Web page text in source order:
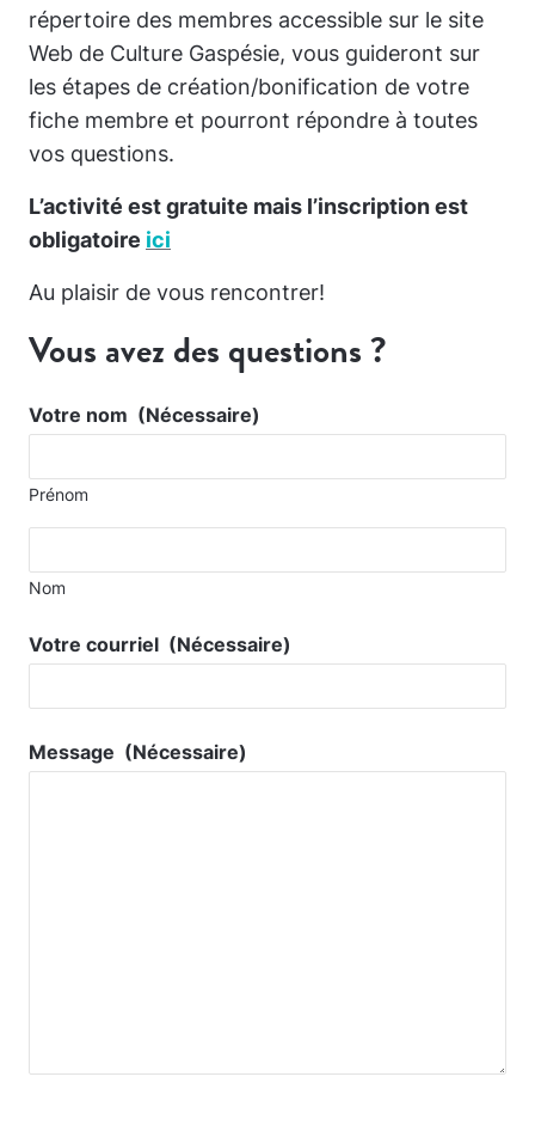
répertoire des membres accessible sur le site
Web de Culture Gaspésie, vous guideront sur
les étapes de création/bonification de votre
fiche membre et pourront répondre à toutes
vos questions.
L’activité est gratuite mais l’inscription est
obligatoire ici
Au plaisir de vous rencontrer!
Vous avez des questions ?
Votre nom (Nécessaire)
Prénom
Nom
Votre courriel (Nécessaire)
Message (Nécessaire)